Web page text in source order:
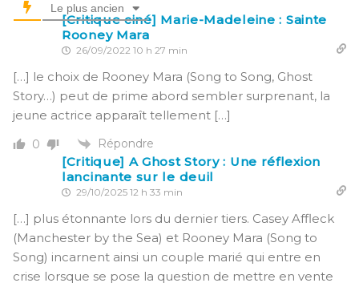
Le plus ancien
[Critique ciné] Marie-Madeleine : Sainte
Rooney Mara
26/09/2022 10 h 27 min
[…] le choix de Rooney Mara (Song to Song, Ghost
Story…) peut de prime abord sembler surprenant, la
jeune actrice apparaît tellement […]
0 Répondre
[Critique] A Ghost Story : Une réflexion
lancinante sur le deuil
29/10/2025 12 h 33 min
[…] plus étonnante lors du dernier tiers. Casey Affleck
(Manchester by the Sea) et Rooney Mara (Song to
Song) incarnent ainsi un couple marié qui entre en
crise lorsque se pose la question de mettre en vente